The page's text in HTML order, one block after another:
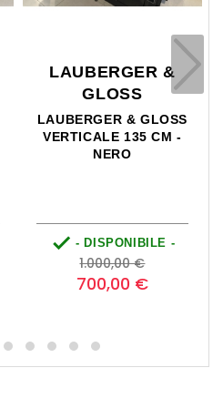
LAUBERGER &
GLOSS
LAUBERGER & GLOSS
VERTICALE 135 CM -
NERO
 - DISPONIBILE -
Prezzo
base
1.000,00 €Prezzo
700,00 €